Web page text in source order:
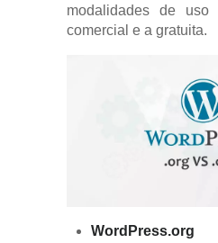
modalidades de uso
comercial e a gratuita.
WordPress.org